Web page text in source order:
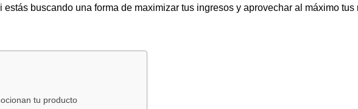
buscando una forma de maximizar tus ingresos y aprovechar al máximo
tu producto